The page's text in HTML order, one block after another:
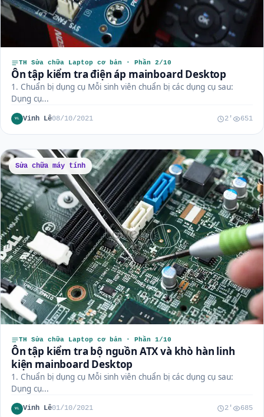
TH Sửa chữa Laptop cơ bản · Phần 2/10
Ôn tập kiểm tra điện áp mainboard Desktop
1. Chuẩn bị dụng cụ Mỗi sinh viên chuẩn bị các dụng cụ sau:
Dụng cụ...
VL Vinh Lê08/10/2021 2' 651
Sửa chữa máy tính
TH Sửa chữa Laptop cơ bản · Phần 1/10
Ôn tập kiểm tra bộ nguồn ATX và khò hàn linh
kiện mainboard Desktop
1. Chuẩn bị dụng cụ Mỗi sinh viên chuẩn bị các dụng cụ sau:
Dụng cụ...
VL Vinh Lê01/10/2021 2' 685